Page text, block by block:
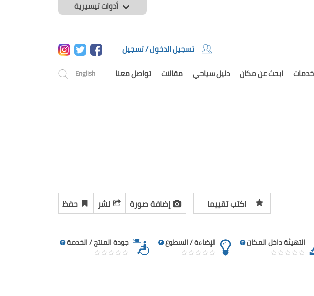
أدوات تيسيرية
تسجيل الدخول / تسجيل
English خدمات ابحث عن مكان دليل سياحي مقالات تواصل معنا
اكتب تقييما إضافة صورة نشر حفظ
التهيئة داخل المكان الإضاءة / السطوع جودة المنتج / الخدمة